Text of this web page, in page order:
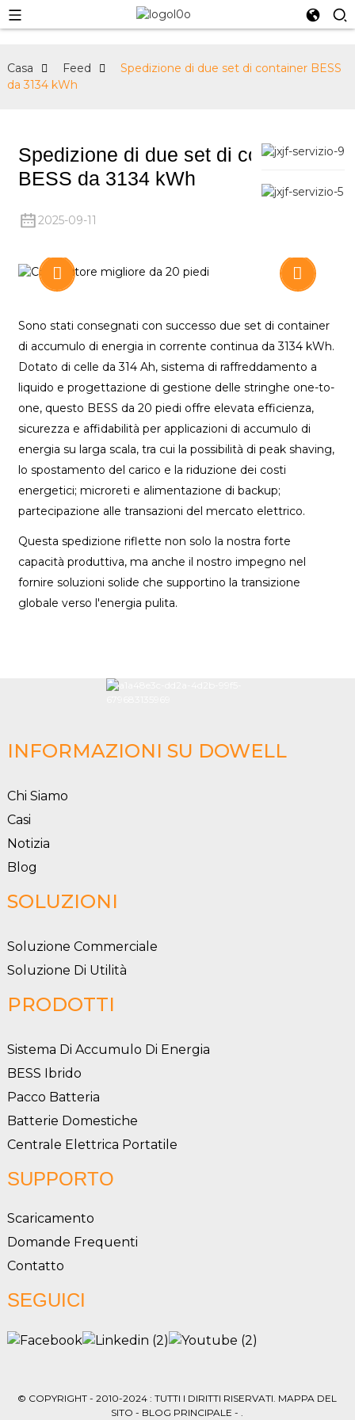
Casa Feed
Spedizione di due set di container BESS
da 3134 kWh
Spedizione di due set di container
BESS da 3134 kWh
2025-09-11
Sono stati consegnati con successo due set di container
di accumulo di energia in corrente continua da 3134 kWh.
Dotato di celle da 314 Ah, sistema di raffreddamento a
liquido e progettazione di gestione delle stringhe one-to-
one, questo BESS da 20 piedi offre elevata efficienza,
sicurezza e affidabilità per applicazioni di accumulo di
energia su larga scala, tra cui la possibilità di peak shaving,
lo spostamento del carico e la riduzione dei costi
energetici; microreti e alimentazione di backup;
partecipazione alle transazioni del mercato elettrico.
Questa spedizione riflette non solo la nostra forte
capacità produttiva, ma anche il nostro impegno nel
fornire soluzioni solide che supportino la transizione
globale verso l'energia pulita.
INFORMAZIONI SU DOWELL
Chi Siamo
Casi
Notizia
Blog
SOLUZIONI
Soluzione Commerciale
Soluzione Di Utilità
PRODOTTI
Sistema Di Accumulo Di Energia
BESS Ibrido
Pacco Batteria
Batterie Domestiche
Centrale Elettrica Portatile
SUPPORTO
Scaricamento
Domande Frequenti
Contatto
SEGUICI
© COPYRIGHT - 2010-2024 : TUTTI I DIRITTI RISERVATI. MAPPA DEL
SITO - BLOG PRINCIPALE- .